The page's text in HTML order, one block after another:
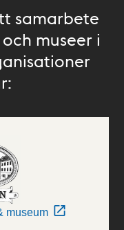
samarbete
museer i
museum